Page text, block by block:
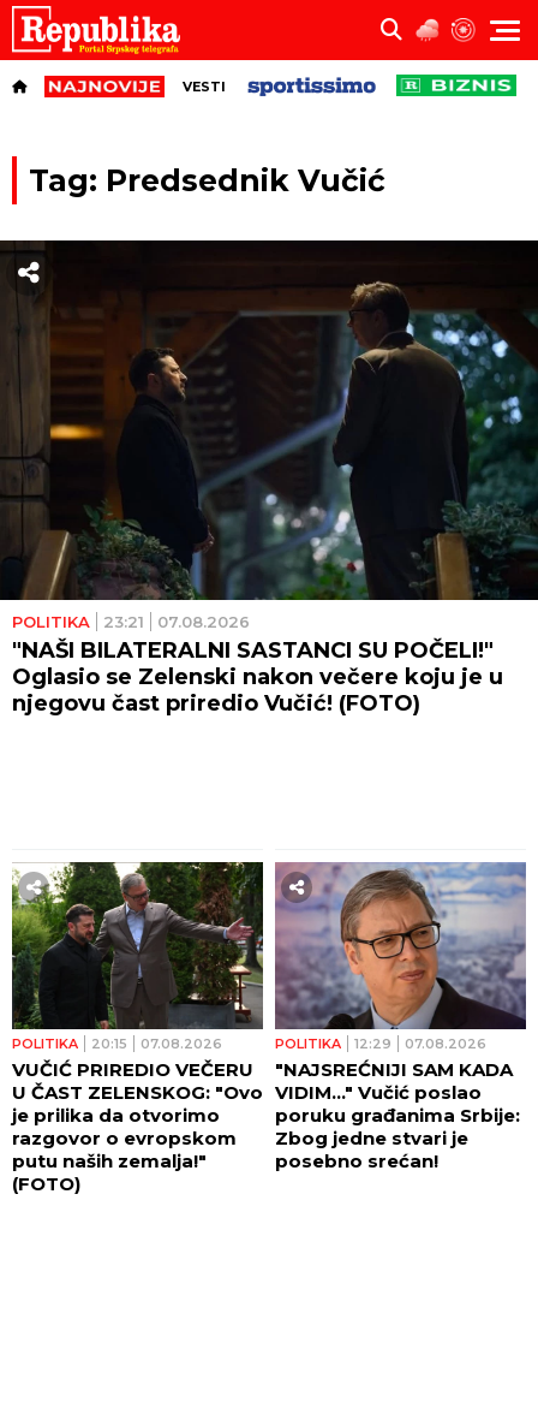
VESTI
Tag: Predsednik Vučić
POLITIKA 23:21 07.08.2026
"NAŠI BILATERALNI SASTANCI SU POČELI!"
Oglasio se Zelenski nakon večere koju je u
njegovu čast priredio Vučić! (FOTO)
POLITIKA 20:15 07.08.2026
VUČIĆ PRIREDIO VEČERU
U ČAST ZELENSKOG: "Ovo
je prilika da otvorimo
razgovor o evropskom
putu naših zemalja!"
(FOTO)
POLITIKA 12:29 07.08.2026
"NAJSREĆNIJI SAM KADA
VIDIM..." Vučić poslao
poruku građanima Srbije:
Zbog jedne stvari je
posebno srećan!